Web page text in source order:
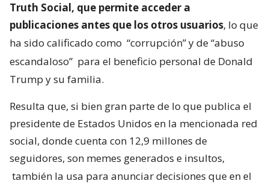
Truth Social, que permite acceder a
publicaciones antes que los otros usuarios, lo que
ha sido calificado como “corrupción” y de “abuso
escandaloso” para el beneficio personal de Donald
Trump y su familia.
Resulta que, si bien gran parte de lo que publica el
presidente de Estados Unidos en la mencionada red
social, donde cuenta con 12,9 millones de
seguidores, son memes generados e insultos,
también la usa para anunciar decisiones que en el